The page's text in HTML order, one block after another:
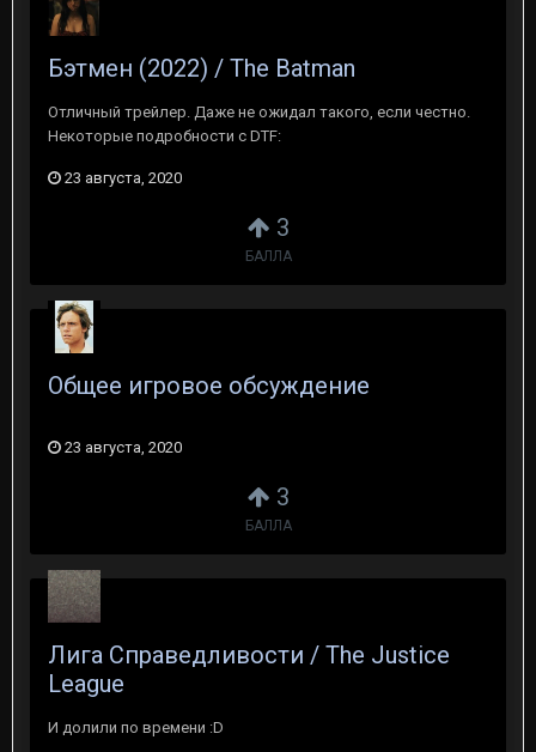
3
БАЛЛА
Бэтмен (2022) / The Batman
Отличный трейлер. Даже не ожидал такого, если честно.
Некоторые подробности с DTF:
23 августа, 2020
3
БАЛЛА
Общее игровое обсуждение
23 августа, 2020
Лига Справедливости / The Justice
League
И долили по времени :D